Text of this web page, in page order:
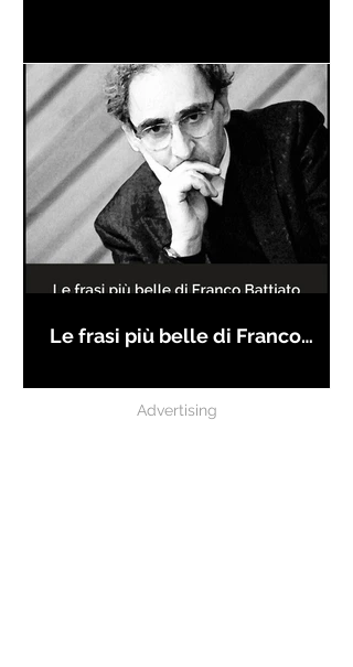
Le frasi più belle di Franco
Advertising